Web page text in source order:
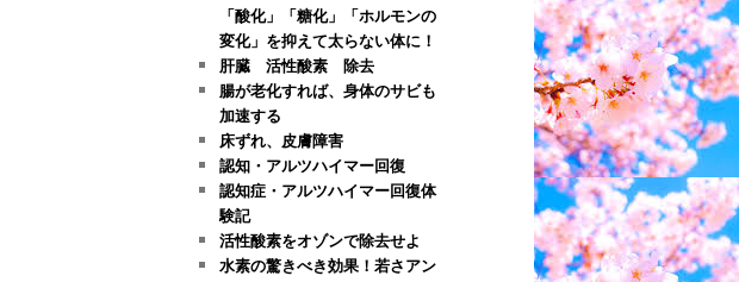
「酸化」「糖化」「ホルモンの
変化」を抑えて太らない体に！
肝臓 活性酸素 除去
腸が老化すれば、身体のサビも
加速する
床ずれ、皮膚障害
認知・アルツハイマー回復
認知症・アルツハイマー回復体
験記
活性酸素をオゾンで除去せよ
水素の驚きべき効果！若さアン